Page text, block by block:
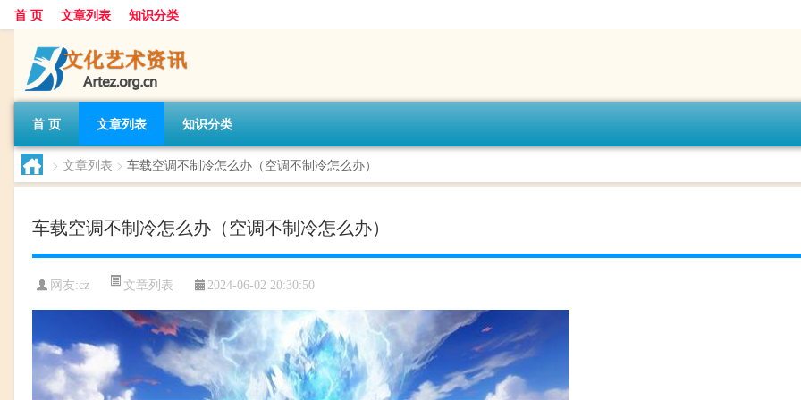
首 页 文章列表 知识分类
首 页 文章列表 知识分类
> 文章列表 > 车载空调不制冷怎么办（空调不制冷怎么办）
车载空调不制冷怎么办（空调不制冷怎么办）
网友:cz 文章列表 2024-06-02 20:30:50